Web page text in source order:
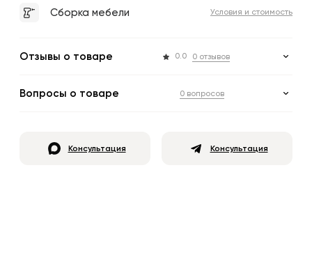
Сборка мебели Условия и стоимость
Отзывы о товаре 0.0 0 отзывов
Вопросы о товаре 0 вопросов
Консультация Консультация